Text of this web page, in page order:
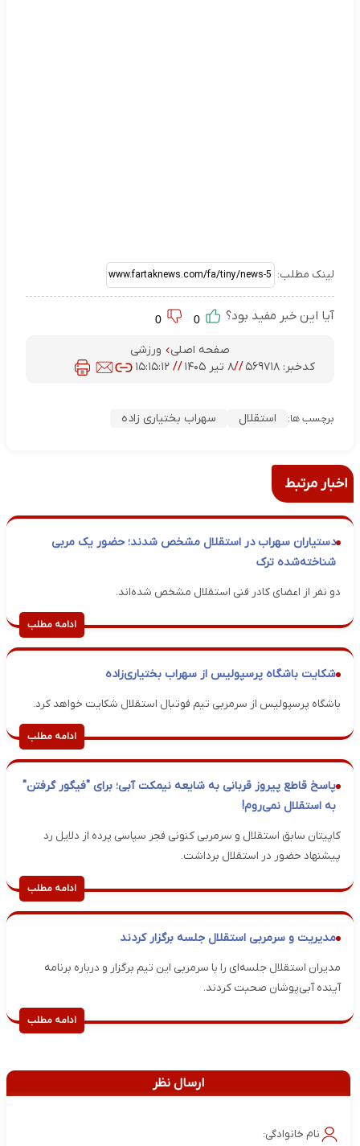
لینک مطلب:
آیا این خبر مفید بود؟
صفحه اصلی
ورزشی
کدخبر: ۵۶۹۷۱۸ //۸ تیر ۱۴۰۵ // ۱۵:۱۵:۱۲
برچسب ها: استقلال سهراب بختیاری زاده
اخبار مرتبط
دستیاران سهراب در استقلال مشخص شدند؛ حضور یک مربی
شناخته‌شده ترک
دو نفر از اعضای کادر فنی استقلال مشخص شده‌اند.
ادامه مطلب
شکایت باشگاه پرسپولیس از سهراب بختیاری‌زاده
باشگاه پرسپولیس از سرمربی تیم فوتبال استقلال شکایت خواهد کرد.
ادامه مطلب
پاسخ قاطع پیروز قربانی به شایعه نیمکت آبی؛ برای "فیگور گرفتن"
به استقلال نمی‌روم!
کاپیتان سابق استقلال و سرمربی کنونی فجر سپاسی پرده از دلایل رد
پیشنهاد حضور در استقلال برداشت.
ادامه مطلب
مدیریت و سرمربی استقلال جلسه برگزار کردند
مدیران استقلال جلسه‌ای را با سرمربی این تیم برگزار و درباره برنامه
آینده آبی‌پوشان صحبت کردند.
ادامه مطلب
ارسال نظر
نام خانوادگی: